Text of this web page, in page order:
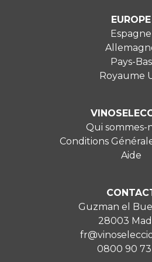
EUROPE
Espagne
Pays-Bas
Royaume
Qui sommes-
Conditions
Aide
Guzman el
28003
0800 90 73